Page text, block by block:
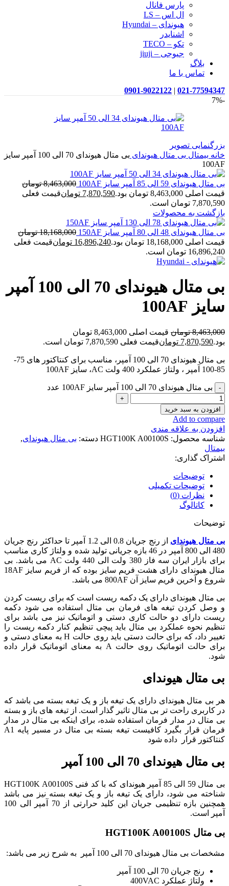
پارس فانال
ال اس – LS
هیوندای – Hyundai
اشنایدر
تکو – TECO
جیوجی – jiuji
بلاگ
تماس با ما
021-77594347
|
0901-9022122
-7%
بزرگنمایی تصویر
خانه بیمتال بی متال هیوندای
بی متال هیوندای 70 الی 100 آمپر سایز
100AF
بی متال هیوندای 59 الی 85 آمپر سایز 100AF 8,463,000 تومان
قیمت اصلی 8,463,000 تومان بود.
7,870,590 تومانقیمت فعلی
7,870,590 تومان است.
بازگشت به محصولات
بی متال هیوندای 48 الی 80 آمپر سایز 150AF 18,168,000 تومان
قیمت اصلی 18,168,000 تومان بود.
16,896,240 تومانقیمت فعلی
16,896,240 تومان است.
بی متال هیوندای 70 الی 100 آمپر
سایز 100AF
8,463,000 تومان
قیمت اصلی 8,463,000 تومان
بود.7,870,590 تومانقیمت فعلی 7,870,590 تومان است.
بی متال هیوندای 70 الی 100 آمپر، مناسب برای کنتاکتور های 75-
85-100 آمپر ، ولتاژ عملکرد 400 ولت AC، سایز 100AF
بی متال هیوندای 70 الی 100 آمپر سایز 100AF عدد
افزودن به سبد خرید
Add to compare
افزودن به علاقه مندی
شناسه محصول: HGT100K A00100S دسته: بی متال هیوندای,
بیمتال
اشتراک گذاری:
توضیحات
توضیحات تکمیلی
نظرات (0)
کاتالوگ
توضیحات
بی متال هیوندای
از رنج جریان 0.8 الی 1.2 آمپر تا حداکثر رنج جریان
480 الی 800 آمپر در 46 بازه جریانی تولید شده و ولتاژ کاری مناسب
برای بازار ایران سه فاز 380 ولت الی 440 ولت AC می باشد. بی
متال هیوندای دارای هشت فریم سایز بوده که از فریم سایز 18AF
شروع و آخرین فریم سایز آن 800AF می باشد.
بی متال هیوندای دارای یک دکمه ریست است که برای ریست کردن
و وصل کردن تیغه های فرمان بی متال استفاده می شود دکمه
ریست دارای دو حالت کاری دستی و اتوماتیک نیز می باشد برای
تنظیم نحوه عملکرد بی متال باید پیچی تنظیم کنار دکمه ریست را
تغییر داد، که برای حالت دستی باید روی حالت H به معنای دستی و
برای حالت اتوماتیک روی حالت A به معنای اتوماتیک قرار داده
شود.
بی متال هیوندای
هر بی متال هیوندای دارای یک تیغه باز و یک تیغه بسته می باشد که
در کاربری راحت تر بی متال تاثیر گذار است. از تیغه های باز و بسته
بی متال در مدار فرمان استفاده شده، برای اینکه بی متال در مدار
فرمان قرار بگیرد کافیست تیغه بسته بی متال در مسیر پایه A1
کنتاکتور قرار داده شود
بی متال هیوندای 70 الی 100 آمپر
بی متال 59 الی 85 آمپر هیوندای که با کد فنی HGT100K A00100S
شناخته می شود، دارای یک تیغه باز و یک تیغه بسته نیز می باشد
همچنین بازه تنظیمی جریان این کلید حرارتی از 70 آمپر الی 100
آمپر است.
بی متال HGT100K A00100S
مشخصات بی متال هیوندای 70 الی 100 آمپر به شرح زیر می باشد:
رنج جریان 70 الی 100 آمپر
ولتاژ عملکرد 400VAC